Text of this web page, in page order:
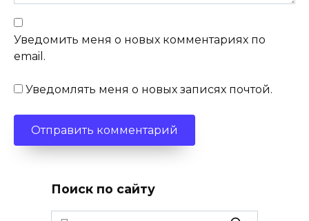
Уведомить меня о новых комментариях по
email.
Уведомлять меня о новых записях почтой.
Поиск по сайту
Search